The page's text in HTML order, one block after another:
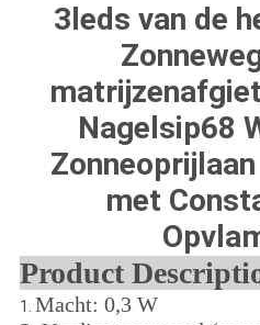
3leds van de
Nagelsip68
met
Product
1. Macht: 0,3 W